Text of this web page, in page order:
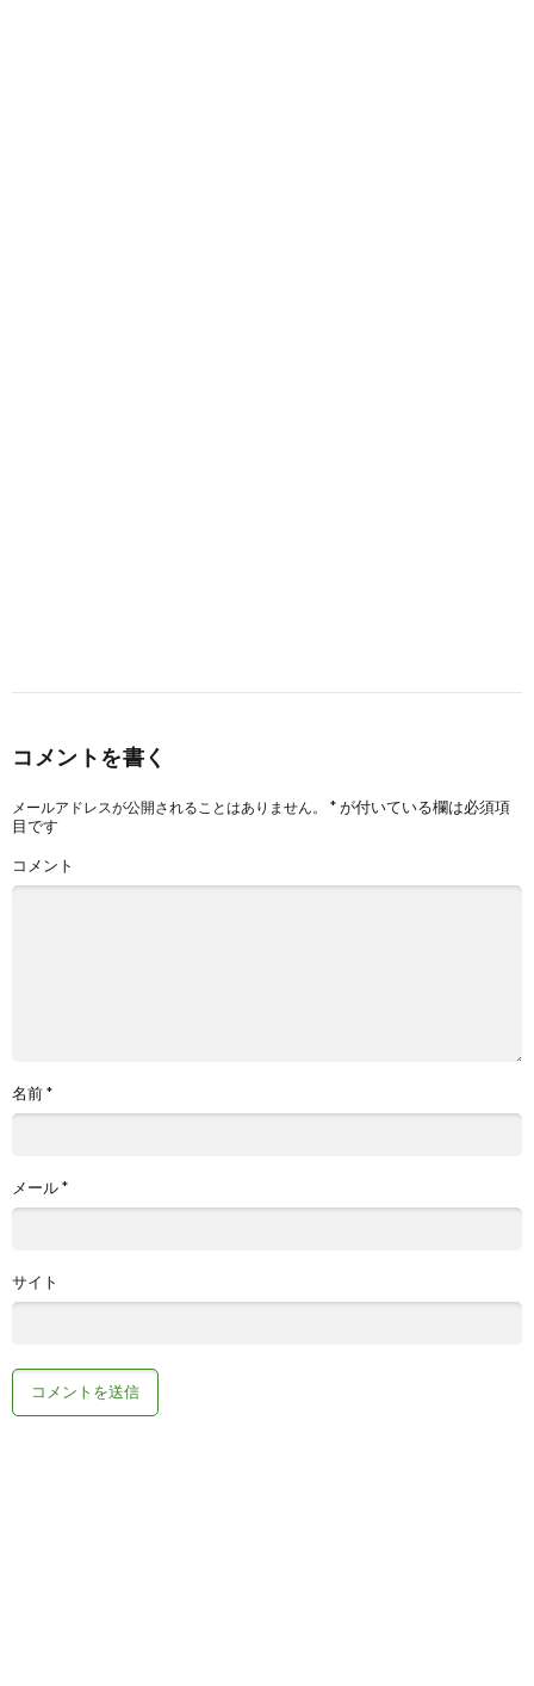
コメントを書く
メールアドレスが公開されることはありません。 *が付いている欄は必須項
目です
コメント
名前*
メール*
サイト